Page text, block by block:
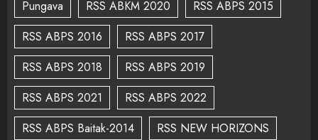
Pungava
RSS ABKM 2020
RSS ABPS 2015
RSS ABPS 2016
RSS ABPS 2017
RSS ABPS 2018
RSS ABPS 2019
RSS ABPS 2021
RSS ABPS 2022
RSS ABPS Baitak-2014
RSS NEW HORIZONS